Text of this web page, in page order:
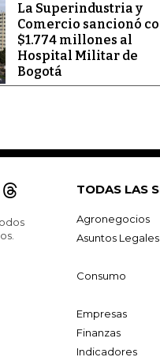
La Superindustria y
Comercio sancionó
$1.774 millones al
Hospital Militar de
Bogotá
TODAS LAS
Agronegocios
Asuntos Legales
Consumo
Empresas
Finanzas
Indicadores